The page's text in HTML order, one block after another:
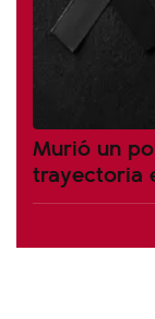
Murió un
trayectoria